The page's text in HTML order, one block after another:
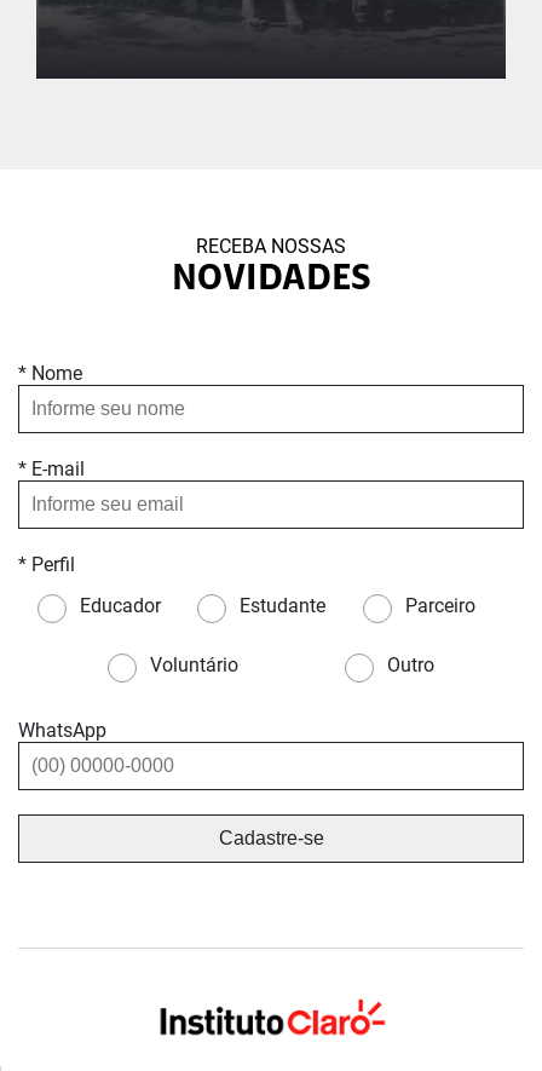
Nível de Ensino
Ensino Fundamental I
RECEBA NOSSAS
NOVIDADES
* Nome
* E-mail
* Perfil
Educador
Estudante Parceiro
Voluntário Outro
WhatsApp